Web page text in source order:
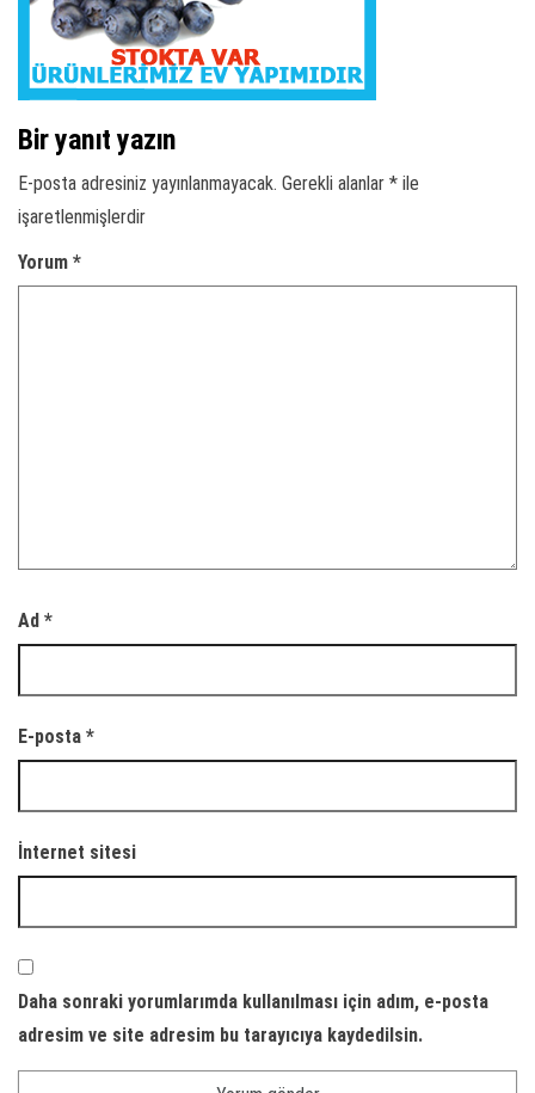
Bir yanıt yazın
E-posta adresiniz yayınlanmayacak. Gerekli alanlar * ile
işaretlenmişlerdir
Yorum *
Ad *
E-posta *
İnternet sitesi
Daha sonraki yorumlarımda kullanılması için adım, e-posta
adresim ve site adresim bu tarayıcıya kaydedilsin.